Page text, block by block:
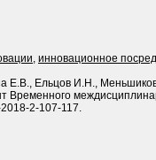
, инновационное
Е.В., Ельцов И.Н.,
Временного
2-107-117.